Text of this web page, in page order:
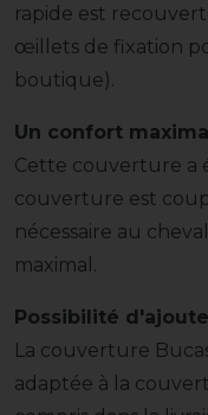
rapide est
œillets de fixation
boutique).
Un confort
Cette couverture a
couverture est
nécessaire au
maximal.
Possibilité
La couverture
adaptée à la